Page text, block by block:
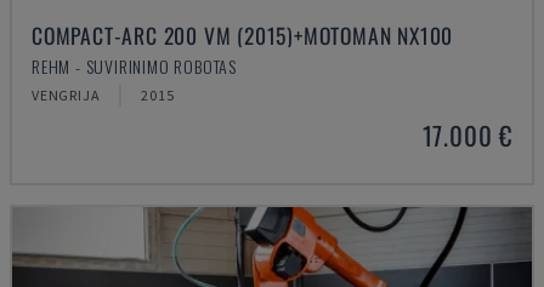
COMPACT-ARC 200 VM (2015)+MOTOMAN NX100
REHM - SUVIRINIMO ROBOTAS
VENGRIJA 2015
17.000 €